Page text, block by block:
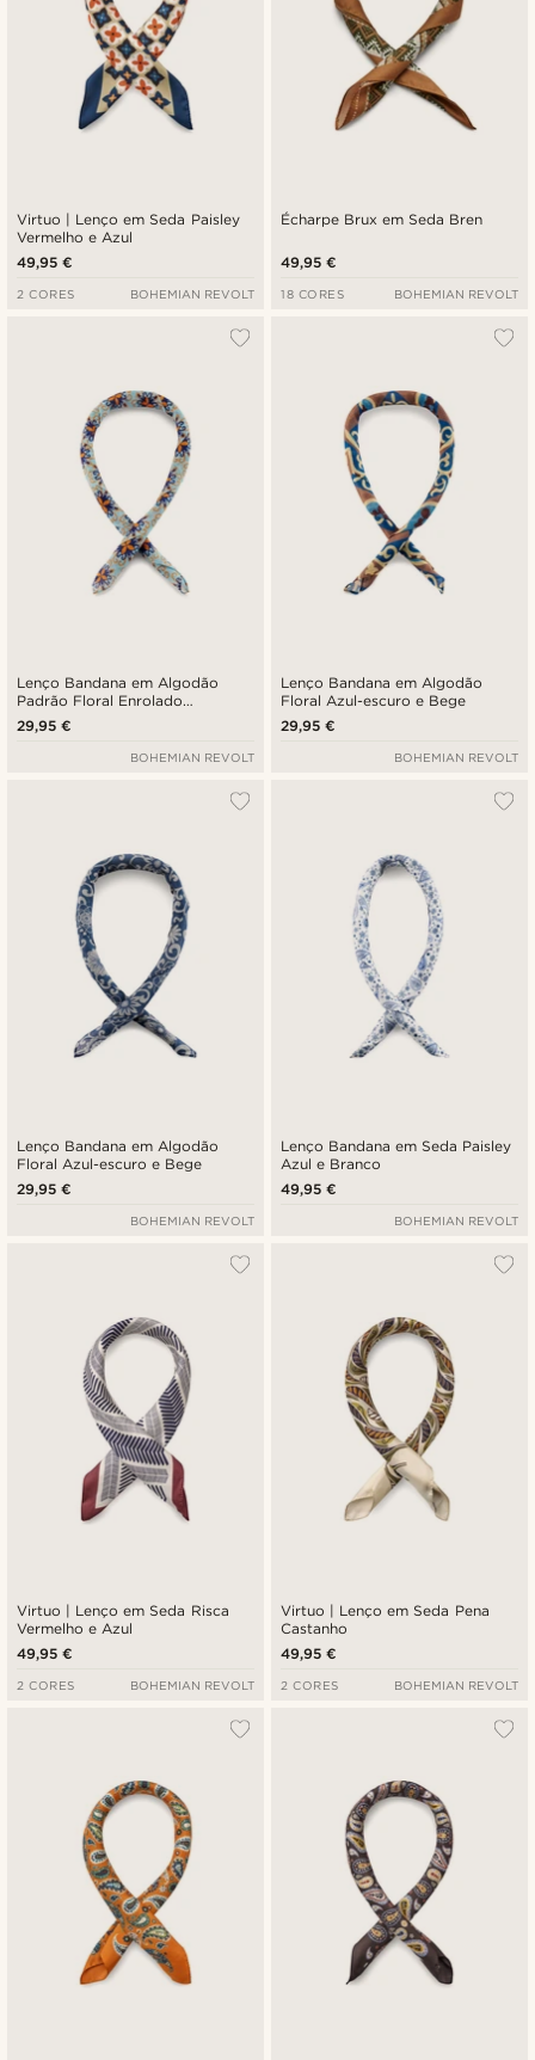
Virtuo | Lenço em Seda Paisley
Vermelho e Azul
49,95 €
2 CORES BOHEMIAN REVOLT
Écharpe Brux em Seda Bren
49,95 €
18 CORES BOHEMIAN REVOLT
Lenço Bandana em Algodão
Padrão Floral Enrolado
Turquesa-claro e Laranja
29,95 €
BOHEMIAN REVOLT
Lenço Bandana em Algodão
Floral Azul-escuro e Bege
29,95 €
BOHEMIAN REVOLT
Lenço Bandana em Algodão
Floral Azul-escuro e Bege
29,95 €
BOHEMIAN REVOLT
Lenço Bandana em Seda Paisley
Azul e Branco
49,95 €
BOHEMIAN REVOLT
Virtuo | Lenço em Seda Risca
Vermelho e Azul
49,95 €
2 CORES BOHEMIAN REVOLT
Virtuo | Lenço em Seda Pena
Castanho
49,95 €
2 CORES BOHEMIAN REVOLT